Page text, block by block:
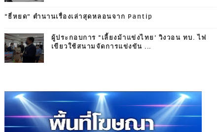
“ธี่หยด” ตำนานเรื่องเล่าสุดหลอนจาก Pantip
ผู้ประกอบการ "เลี้ยงม้าแข่งไทย' วิงวอน ทบ. ไฟ
เขียวใช้สนามจัดการแข่งขัน ...